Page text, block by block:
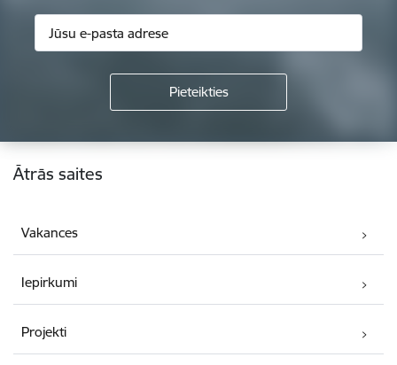
Kājene
Ātrās saites
Vakances
Iepirkumi
Projekti